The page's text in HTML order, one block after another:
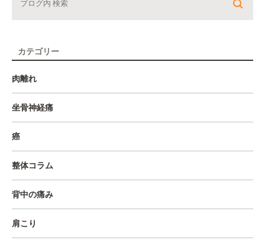
カテゴリー
肉離れ
坐骨神経痛
癌
整体コラム
背中の痛み
肩こり